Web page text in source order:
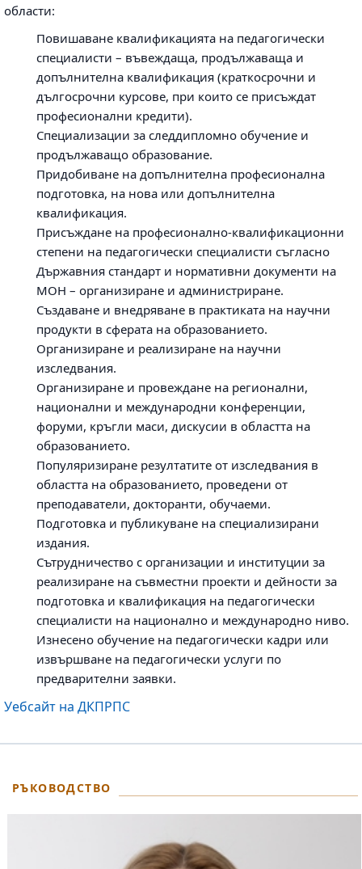
области:
Повишаване квалификацията на педагогически
специалисти – въвеждаща, продължаваща и
допълнителна квалификация (краткосрочни и
дългосрочни курсове, при които се присъждат
професионални кредити).
Специализации за следдипломно обучение и
продължаващо образование.
Придобиване на допълнителна професионална
подготовка, на нова или допълнителна
квалификация.
Присъждане на професионално-квалификационни
степени на педагогически специалисти съгласно
Държавния стандарт и нормативни документи на
МОН – организиране и администриране.
Създаване и внедряване в практиката на научни
продукти в сферата на образованието.
Организиране и реализиране на научни
изследвания.
Организиране и провеждане на регионални,
национални и международни конференции,
форуми, кръгли маси, дискусии в областта на
образованието.
Популяризиране резултатите от изследвания в
областта на образованието, проведени от
преподаватели, докторанти, обучаеми.
Подготовка и публикуване на специализирани
издания.
Сътрудничество с организации и институции за
реализиране на съвместни проекти и дейности за
подготовка и квалификация на педагогически
специалисти на национално и международно ниво.
Изнесено обучение на педагогически кадри или
извършване на педагогически услуги по
предварителни заявки.
Уебсайт на ДКПРПС
РЪКОВОДСТВО